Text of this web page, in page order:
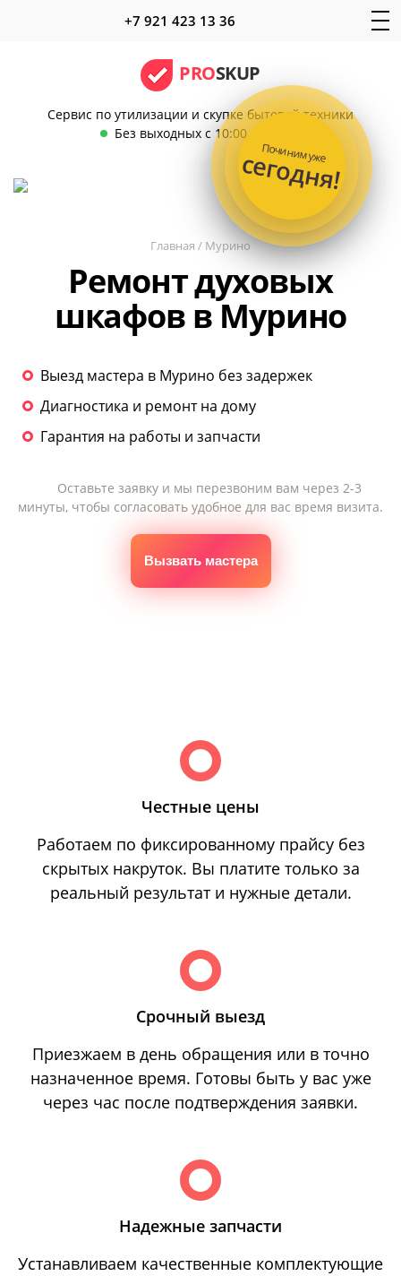
PROSKUP
Сервис по утилизации и скупке бытовой техники
Без выходных с 10:00 до 22:00
+7 921 423 13 36
Починим уже
сегодня!
Главная / Мурино
Ремонт духовых
шкафов в Мурино
Выезд мастера в Мурино без задержек
Диагностика и ремонт на дому
Гарантия на работы и запчасти
Оставьте заявку и мы перезвоним вам через 2-3
минуты, чтобы согласовать удобное для вас время визита.
Вызвать мастера
Честные цены
Работаем по фиксированному прайсу без
скрытых накруток. Вы платите только за
реальный результат и нужные детали.
Срочный выезд
Приезжаем в день обращения или в точно
назначенное время. Готовы быть у вас уже
через час после подтверждения заявки.
Надежные запчасти
Устанавливаем качественные комплектующие